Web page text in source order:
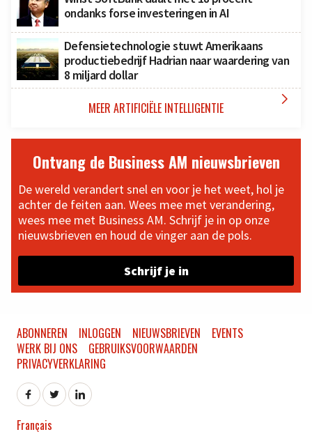
ondanks forse investeringen in AI
Defensietechnologie stuwt Amerikaans
productiebedrijf Hadrian naar waardering van
8 miljard dollar
MEER ARTIFICIËLE INTELLIGENTIE 
Ontvang de Business AM nieuwsbrieven
De wereld verandert snel en voor je het weet, hol je
achter de feiten aan. Wees mee met verandering,
wees mee met Business AM. Schrijf je in op onze
nieuwsbrieven en houd de vinger aan de pols.
Schrijf je in
ABONNEREN INLOGGEN NIEUWSBRIEVEN
EVENTS
WERK BIJ ONS
GEBRUIKSVOORWAARDEN
PRIVACYVERKLARING
Français